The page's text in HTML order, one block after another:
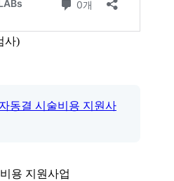
사)
동결 시술비용 지원사
용 지원사업